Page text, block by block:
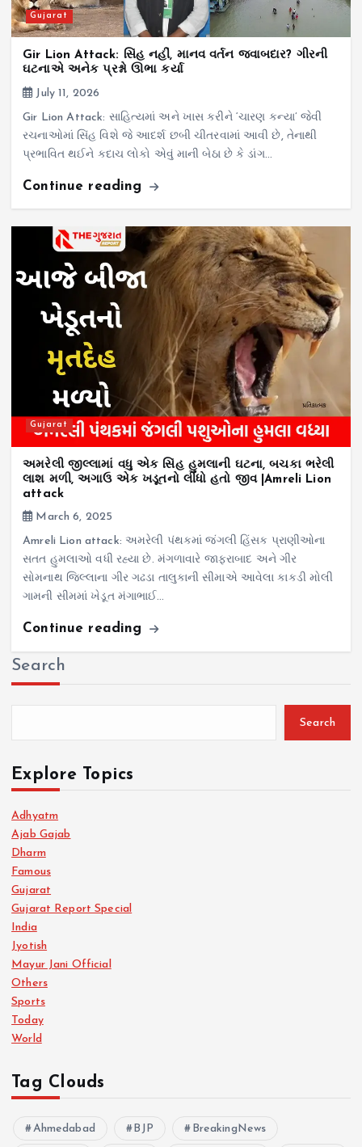
Gujarat
Gir Lion Attack: સિંહ નહીં, માનવ વર્તન જવાબદાર? ગીરની
ઘટનાએ અનેક પ્રશ્નો ઊભા કર્યા
July 11, 2026
Gir Lion Attack: સાહિત્યમાં અને ખાસ કરીને ‘ચારણ કન્યા’ જેવી
રચનાઓમાં સિંહ વિશે જે આદર્શ છબી ચીતરવામાં આવી છે, તેનાથી
પ્રભાવિત થઈને કદાચ લોકો એવું માની બેઠા છે કે ડાંગ…
Continue reading
Gujarat
અમરેલી જીલ્લામાં વધુ એક સિંહ હુમલાની ઘટના, બચકા ભરેલી
લાશ મળી, અગાઉ એક ખડૂતનો લીધો હતો જીવ |Amreli Lion
attack
March 6, 2025
Amreli Lion attack: અમરેલી પંથકમાં જંગલી હિંસક પ્રાણીઓના
સતત હુમલાઓ વધી રહ્યા છે. મંગળાવારે જાફરાબાદ અને ગીર
સોમનાથ જિલ્લાના ગીર ગઢડા તાલુકાની સીમાએ આવેલા કાકડી મોલી
ગામની સીમમાં ખેડૂત મંગાભાઈ…
Continue reading
Search
Search
Explore Topics
Adhyatm
Ajab Gajab
Dharm
Famous
Gujarat
Gujarat Report Special
India
Jyotish
Mayur Jani Official
Others
Sports
Today
World
Tag Clouds
Ahmedabad BJP BreakingNews